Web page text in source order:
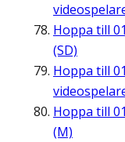
Hoppa till
(SD)
Hoppa till
Hoppa till
(M)